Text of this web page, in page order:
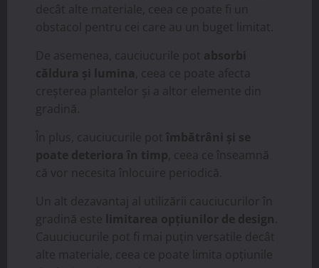
decât alte materiale, ceea ce poate fi un
obstacol pentru cei care au un buget limitat.
De asemenea, cauciucurile pot absorbi
căldura și lumina , ceea ce poate afecta
creșterea plantelor și a altor elemente din
gradină.
În plus, cauciucurile pot îmbătrâni și se
poate deteriora în timp , ceea ce înseamnă
că vor necesita înlocuire periodică.
Un alt dezavantaj al utilizării cauciucurilor în
gradină este limitarea opțiunilor de design
Cauuciucurile pot fi mai puțin versatile decât
alte materiale, ceea ce poate limita opțiunile